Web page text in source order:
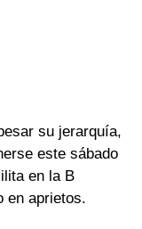
su jerarquía,
este sábado
en la B
en aprietos.